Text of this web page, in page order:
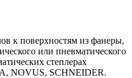
к поверхностям из фанеры,
или пневматического
степлерах
NOVUS, SCHNEIDER.